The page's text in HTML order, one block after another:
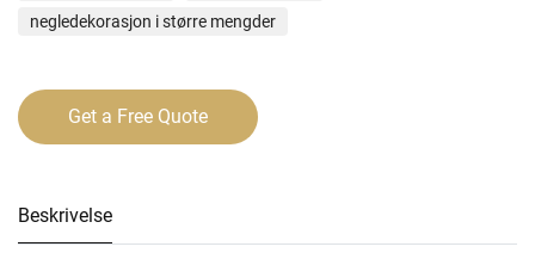
negledekorasjon i større mengder
Get a Free Quote
Beskrivelse